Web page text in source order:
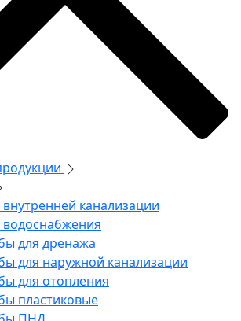
канализации
водоснабжения
для дренажа
для наружной канализации
для отопления
пластиковые